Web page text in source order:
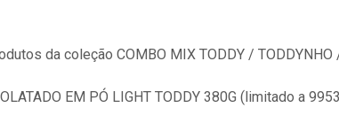
da coleçãoCOMBO MIX TODDY / TODDYNHO
EM PÓ LIGHT TODDY 380G (limitado a